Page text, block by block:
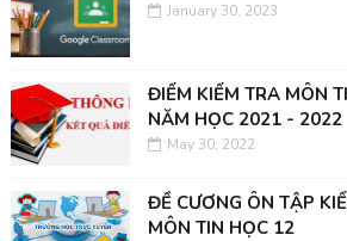
January 30, 2023
ĐIỂM KIỂM TRA MÔN
NĂM HỌC 2021 - 2022
May 30, 2022
ĐỀ CƯƠNG ÔN TẬP
MÔN TIN HỌC 12